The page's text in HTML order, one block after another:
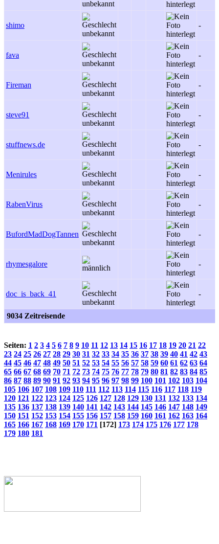
shimo -
fava -
Fireman -
steve91 -
stuffnews.de -
Menirules -
RabenVirus -
BufordMadDogTannen -
rhymesgalore -
doc_is_back_41 -
9034 Zeitreisende
Seiten: 1 2 3 4 5 6 7 8 9 10 11 12 13 14 15 16 17 18 19 20 21 22
23 24 25 26 27 28 29 30 31 32 33 34 35 36 37 38 39 40 41 42 43
44 45 46 47 48 49 50 51 52 53 54 55 56 57 58 59 60 61 62 63 64
65 66 67 68 69 70 71 72 73 74 75 76 77 78 79 80 81 82 83 84 85
86 87 88 89 90 91 92 93 94 95 96 97 98 99 100 101 102 103 104
105 106 107 108 109 110 111 112 113 114 115 116 117 118 119
120 121 122 123 124 125 126 127 128 129 130 131 132 133 134
135 136 137 138 139 140 141 142 143 144 145 146 147 148 149
150 151 152 153 154 155 156 157 158 159 160 161 162 163 164
165 166 167 168 169 170 171 [172] 173 174 175 176 177 178
179 180 181